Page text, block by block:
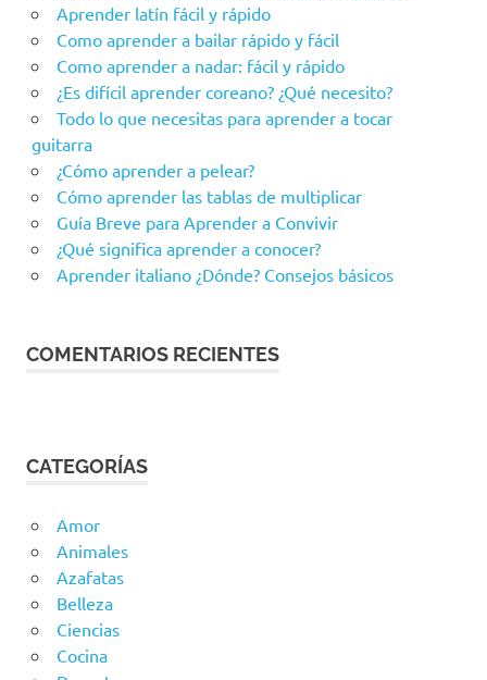
Aprender latín fácil y rápido
Como aprender a bailar rápido y fácil
Como aprender a nadar: fácil y rápido
¿Es difícil aprender coreano? ¿Qué necesito?
Todo lo que necesitas para aprender a tocar
guitarra
¿Cómo aprender a pelear?
Cómo aprender las tablas de multiplicar
Guía Breve para Aprender a Convivir
¿Qué significa aprender a conocer?
Aprender italiano ¿Dónde? Consejos básicos
COMENTARIOS RECIENTES
CATEGORÍAS
Amor
Animales
Azafatas
Belleza
Ciencias
Cocina